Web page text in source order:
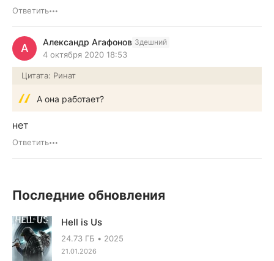
Ответить
А Александр Агафонов Здешний
4 октября 2020 18:53
Цитата: Ринат
А она работает?
нет
Ответить
Последние обновления
Hell is Us
24.73 ГБ 2025
21.01.2026